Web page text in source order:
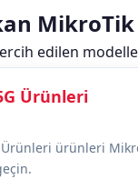
edilen
Ürünleri
Ürünleri ürünleri